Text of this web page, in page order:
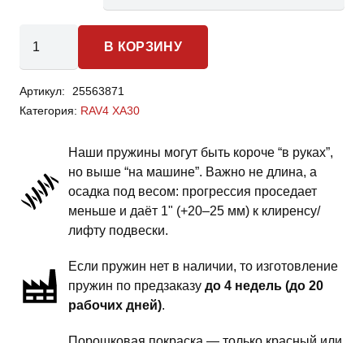
товара
RAV4
XA30
пружины
задней
подвески
дюйм
комфорт
В КОРЗИНУ
Артикул:
25563871
Категория: RAV4 XA30
Наши пружины могут быть короче “в руках”,
но выше “на машине”. Важно не длина, а
осадка под весом: прогрессия проседает
меньше и даёт 1" (+20–25 мм) к клиренсу/
лифту подвески.
Если пружин нет в наличии, то изготовление
пружин по предзаказу до 4 недель (до 20
рабочих дней).